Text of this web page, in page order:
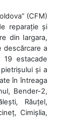
(CFM)
reparație și
din Iargara,
descărcare a
19 estacade
și a
în întreaga
Bender-2,
Răuțel,
Cimișlia,